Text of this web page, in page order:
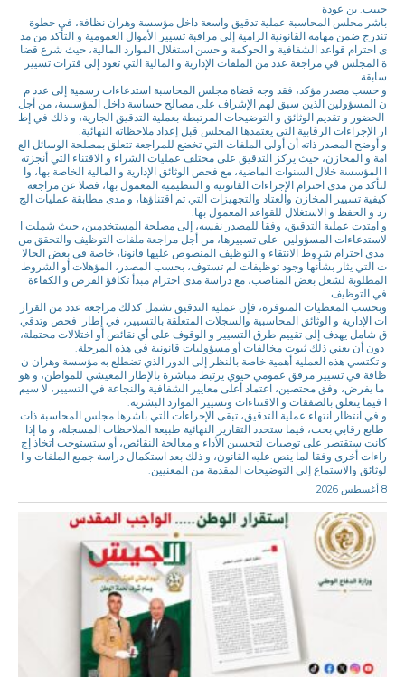
حبيب. بن عودة
باشر مجلس المحاسبة عملية تدقيق واسعة داخل مؤسسة وهران نظافة، في خطوة
تندرج ضمن مهامه القانونية الرامية إلى مراقبة تسيير الأموال العمومية و التأكد من مد
ى احترام قواعد الشفافية و الحوكمة و حسن استغلال الموارد المالية، حيث شرع قضا
ة المجلس في مراجعة عدد من الملفات الإدارية و المالية التي تعود إلى فترات تسيير
سابقة.
و حسب مصدر مؤكد، فقد وجه قضاة مجلس المحاسبة استدعاءات رسمية إلى عدد م
ن المسؤولين الذين سبق لهم الإشراف على مصالح حساسة داخل المؤسسة، من أجل
الحضور و تقديم الوثائق و التوضيحات المرتبطة بعملية التدقيق الجارية، و ذلك في إط
ار الإجراءات الرقابية التي يعتمدها المجلس قبل إعداد ملاحظاته النهائية.
و أوضح المصدر ذاته أن أولى الملفات التي تخضع للمراجعة تتعلق بمصلحة الوسائل الع
امة و المخازن، حيث يركز التدقيق على مختلف عمليات الشراء و الاقتناء التي أنجزته
ا المؤسسة خلال السنوات الماضية، مع فحص الوثائق الإدارية و المالية الخاصة بها، وا
لتأكد من مدى احترام الإجراءات القانونية و التنظيمية المعمول بها، فضلا عن مراجعة
كيفية تسيير المخازن والعتاد والتجهيزات التي تم اقتناؤها، و مدى مطابقة عمليات الج
رد و الحفظ و الاستغلال للقواعد المعمول بها.
و امتدت عملية التدقيق، وفقا للمصدر نفسه، إلى مصلحة المستخدمين، حيث شملت ا
لاستدعاءات المسؤولين على تسييرها، من أجل مراجعة ملفات التوظيف والتحقق من
مدى احترام شروط الانتقاء و التوظيف المنصوص عليها قانونا، خاصة في بعض الحالا
ت التي يثار بشأنها وجود توظيفات لم تستوف، بحسب المصدر، المؤهلات أو الشروط
المطلوبة لشغل بعض المناصب، مع دراسة مدى احترام مبدأ تكافؤ الفرص و الكفاءة
في التوظيف.
وبحسب المعطيات المتوفرة، فإن عملية التدقيق تشمل كذلك مراجعة عدد من القرار
ات الإدارية و الوثائق المحاسبية والسجلات المتعلقة بالتسيير، في إطار فحص وتدقي
ق شامل يهدف إلى تقييم طرق التسيير و الوقوف على أي نقائص أو اختلالات محتملة،
دون أن يعني ذلك ثبوت مخالفات أو مسؤوليات قانونية في هذه المرحلة.
و تكتسي هذه العملية أهمية خاصة بالنظر إلى الدور الذي تضطلع به مؤسسة وهران ن
ظافة في تسيير مرفق عمومي حيوي يرتبط مباشرة بالإطار المعيشي للمواطن، و هو
ما يفرض، وفق مختصين، اعتماد أعلى معايير الشفافية والنجاعة في التسيير، لا سيم
ا فيما يتعلق بالصفقات و الاقتناءات وتسيير الموارد البشرية.
و في انتظار انتهاء عملية التدقيق، تبقى الإجراءات التي باشرها مجلس المحاسبة ذات
طابع رقابي بحت، فيما ستحدد التقارير النهائية طبيعة الملاحظات المسجلة، و ما إذا
كانت ستقتصر على توصيات لتحسين الأداء و معالجة النقائص، أو ستستوجب اتخاذ إج
راءات أخرى وفقا لما ينص عليه القانون، و ذلك بعد استكمال دراسة جميع الملفات و ا
لوثائق والاستماع إلى التوضيحات المقدمة من المعنيين.
8 أغسطس 2026